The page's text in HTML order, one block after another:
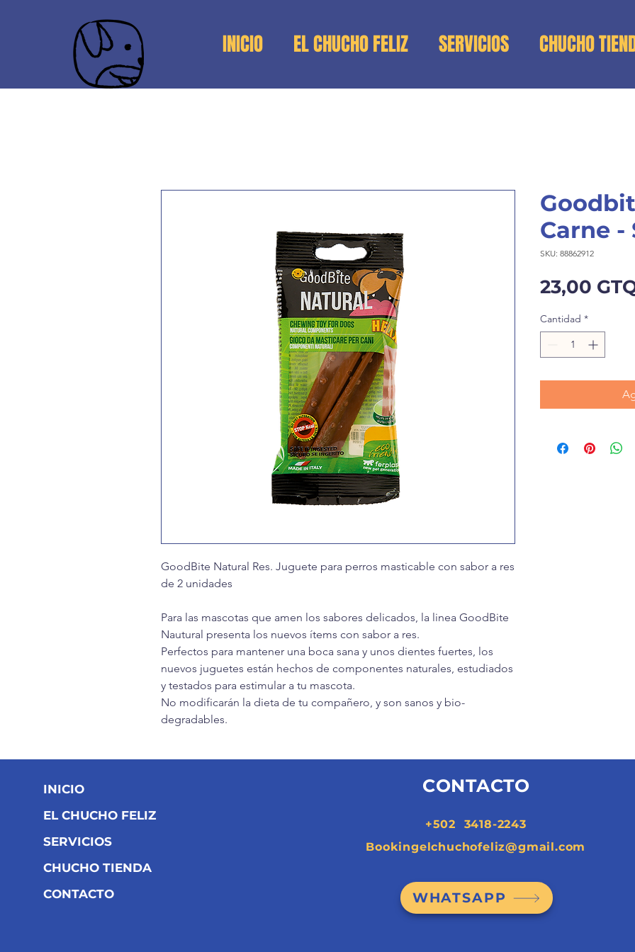
INICIO EL CHUCHO FELIZ SERVICIOS CHUCHO
GoodBite Natural Res. Juguete para perros masticable con sabor a res
de 2 unidades
Para las mascotas que amen los sabores delicados, la linea GoodBite
Nautural presenta los nuevos ítems con sabor a res.
Perfectos para mantener una boca sana y unos dientes fuertes, los
nuevos juguetes están hechos de componentes naturales, estudiados
y testados para estimular a tu mascota.
No modificarán la dieta de tu compañero, y son sanos y bio-
degradables.
Carne -
SKU: 88862912
23,00
Cantidad *
INICIO
EL CHUCHO FELIZ
SERVICIOS
CHUCHO TIENDA
CONTACTO
CONTACTO
+502 3418-2243
Bookingelchuchofeliz@gmail.com
WHATSAPP